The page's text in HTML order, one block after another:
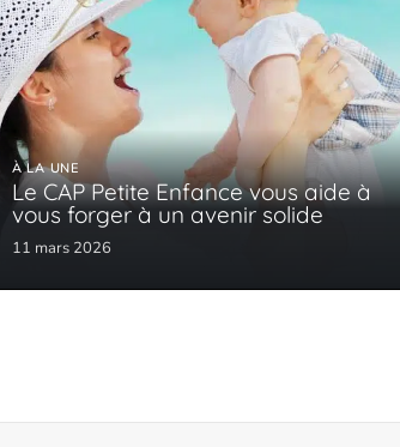
À LA UNE
Le CAP Petite Enfance vous aide à
vous forger à un avenir solide
11 mars 2026